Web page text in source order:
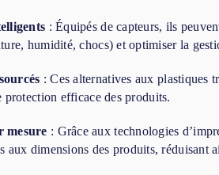
: Équipés de capteurs, ils
humidité, chocs) et optimiser la
: Ces alternatives aux plastiques
protection efficace des produits.
mesure : Grâce aux technologies
aux dimensions des produits, réduisant